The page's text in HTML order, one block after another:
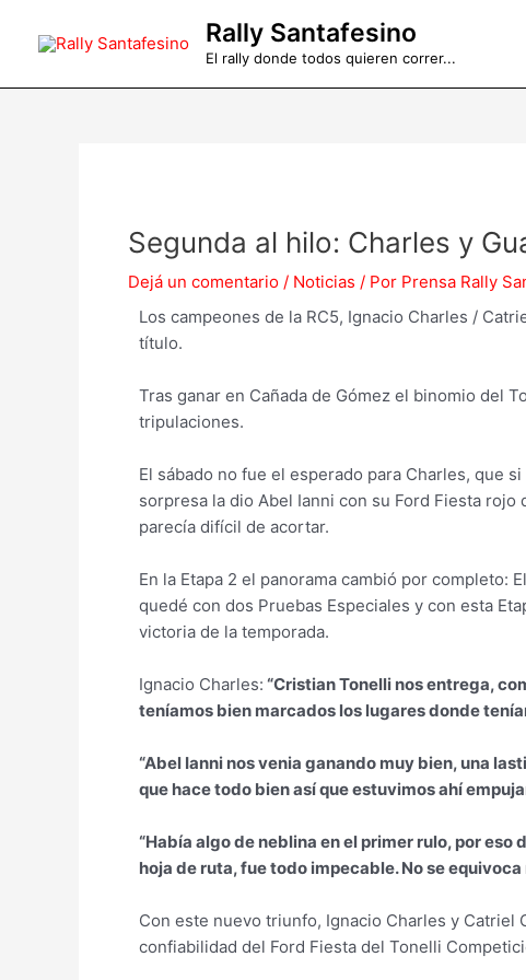
Rally Santafesino
El rally donde todos quieren correr...
Segunda al hilo: Charles y
Dejá un comentario / Noticias / Por Prensa Rally
Los campeones de la RC5, Ignacio Charles /
título.
Tras ganar en Cañada de Gómez el binomio del
tripulaciones.
El sábado no fue el esperado para Charles, que
sorpresa la dio Abel Ianni con su Ford Fiesta
parecía difícil de acortar.
En la Etapa 2 el panorama cambió por completo:
quedé con dos Pruebas Especiales y con esta
victoria de la temporada.
Ignacio Charles: “Cristian Tonelli nos entrega,
teníamos bien marcados los lugares donde
“Abel Ianni nos venia ganando muy bien, una
que hace todo bien así que estuvimos ahí
“Había algo de neblina en el primer rulo, por
hoja de ruta, fue todo impecable. No se
Con este nuevo triunfo, Ignacio Charles y Catriel
confiabilidad del Ford Fiesta del Tonelli